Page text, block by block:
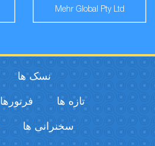
Mehr Global Pty Ltd
نسک ها
فرتورها تازه ها
سخنرانی ها